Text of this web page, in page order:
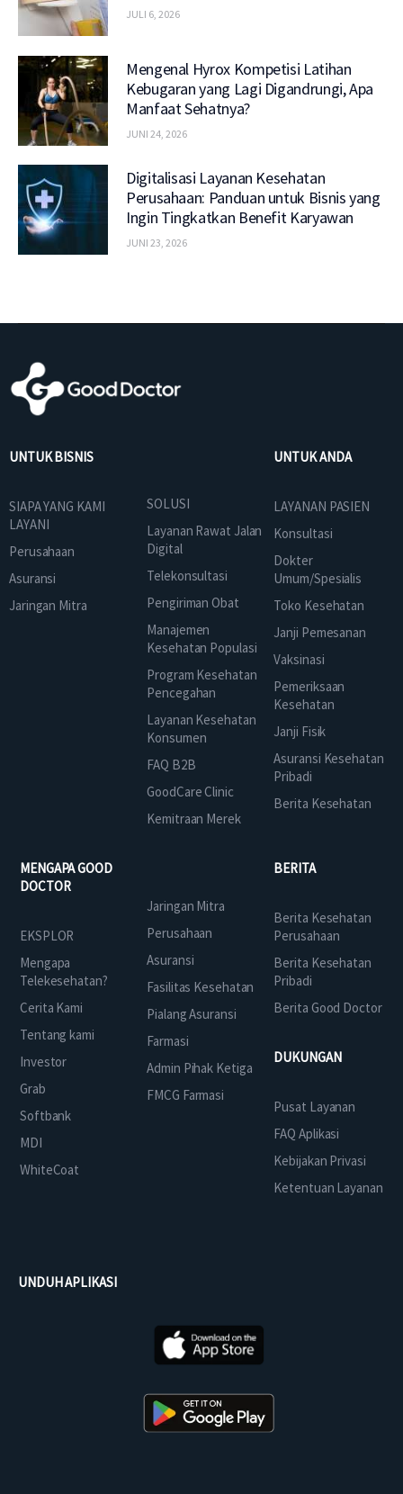
JULI 6, 2026
Mengenal Hyrox Kompetisi Latihan
Kebugaran yang Lagi Digandrungi, Apa
Manfaat Sehatnya?
JUNI 24, 2026
Digitalisasi Layanan Kesehatan
Perusahaan: Panduan untuk Bisnis yang
Ingin Tingkatkan Benefit Karyawan
JUNI 23, 2026
UNTUK BISNIS
SIAPA YANG KAMI
LAYANI
Perusahaan
Asuransi
Jaringan Mitra
SOLUSI
Layanan Rawat Jalan
Digital
Telekonsultasi
Pengiriman Obat
Manajemen
Kesehatan Populasi
Program Kesehatan
Pencegahan
Layanan Kesehatan
Konsumen
FAQ B2B
GoodCare Clinic
Kemitraan Merek
UNTUK ANDA
LAYANAN PASIEN
Konsultasi
Dokter
Umum/Spesialis
Toko Kesehatan
Janji Pemesanan
Vaksinasi
Pemeriksaan
Kesehatan
Janji Fisik
Asuransi Kesehatan
Pribadi
Berita Kesehatan
MENGAPA GOOD
DOCTOR
EKSPLOR
Mengapa
Telekesehatan?
Cerita Kami
Tentang kami
Investor
Grab
Softbank
MDI
WhiteCoat
Jaringan Mitra
Perusahaan
Asuransi
Fasilitas Kesehatan
Pialang Asuransi
Farmasi
Admin Pihak Ketiga
FMCG Farmasi
BERITA
Berita Kesehatan
Perusahaan
Berita Kesehatan
Pribadi
Berita Good Doctor
DUKUNGAN
Pusat Layanan
FAQ Aplikasi
Kebijakan Privasi
Ketentuan Layanan
UNDUH APLIKASI